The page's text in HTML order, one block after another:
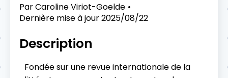
ParCaroline Viriot-Goelde
Dernière mise à jour2025/08/22
Description
Fondée sur une revue internationale de la